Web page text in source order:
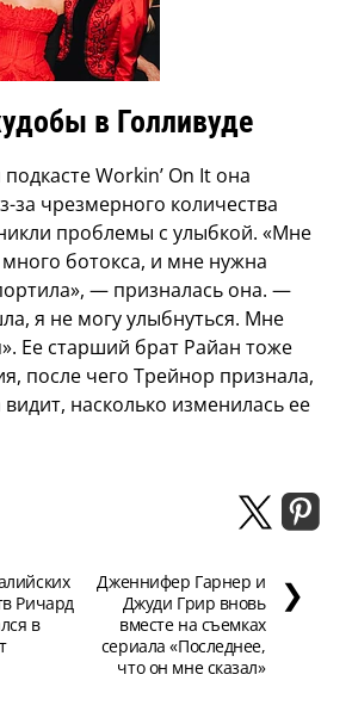
в Голливуде
Workin’ On It она
за чрезмерного количества
проблемы с улыбкой. «Мне
ботокса, и мне нужна
— призналась она. —
я не могу улыбнуться. Мне
Ее старший брат Райан тоже
после чего Трейнор признала,
насколько изменилась ее
Ричард
в
Дженнифер Гарнер и
Джуди Грир вновь
вместе на съемках
сериала «Последнее,
что он мне сказал»
❯